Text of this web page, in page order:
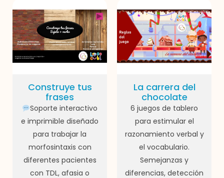
Construye tus
frases
Soporte interactivo
e imprimible diseñado
para trabajar la
morfosintaxis con
diferentes pacientes
con TDL, afasia o
La carrera del
chocolate
6 juegos de tablero
para estimular el
razonamiento verbal y
el vocabulario.
Semejanzas y
diferencias, detección